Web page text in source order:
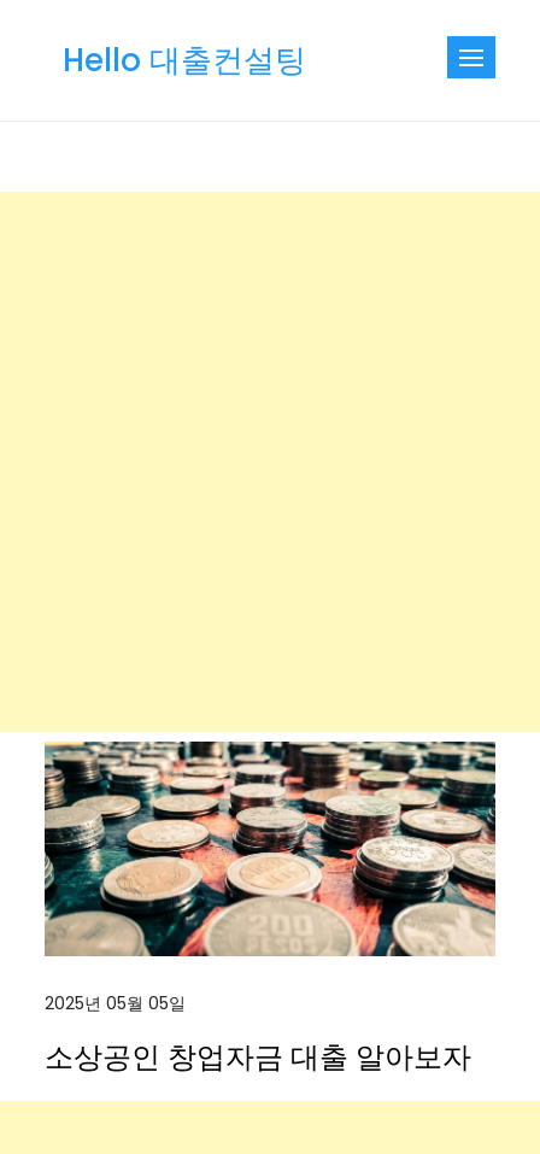
Hello 대출컨설팅
2025년 05월 05일
소상공인 창업자금 대출 알아보자